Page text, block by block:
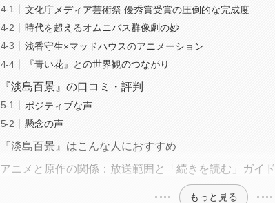
文化庁メディア芸術祭 優秀賞受賞の圧倒的な完成度
時代を超えるオムニバス群像劇の妙
浅香守生×マッドハウスのアニメーション
『青い花』との世界観のつながり
『淡島百景』の口コミ・評判
ポジティブな声
懸念の声
『淡島百景』はこんな人におすすめ
アニメと原作の関係：放送範囲と「続きを読む」ガイド
もっと見る